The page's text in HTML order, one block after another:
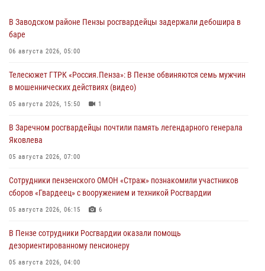
В Заводском районе Пензы росгвардейцы задержали дебошира в
баре
06 августа 2026, 05:00
Телесюжет ГТРК «Россия.Пенза»: В Пензе обвиняются семь мужчин
в мошеннических действиях (видео)
05 августа 2026, 15:50 1
В Заречном росгвардейцы почтили память легендарного генерала
Яковлева
05 августа 2026, 07:00
Сотрудники пензенского ОМОН «Страж» познакомили участников
сборов «Гвардеец» с вооружением и техникой Росгвардии
05 августа 2026, 06:15 6
В Пензе сотрудники Росгвардии оказали помощь
дезориентированному пенсионеру
05 августа 2026, 04:00